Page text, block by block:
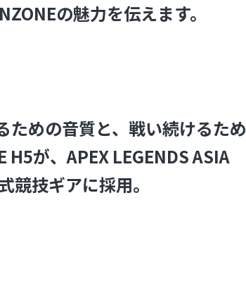
の魅力を伝えます。
ための音質と、戦い続けるため
が、APEX LEGENDS ASIA
競技ギアに採用。